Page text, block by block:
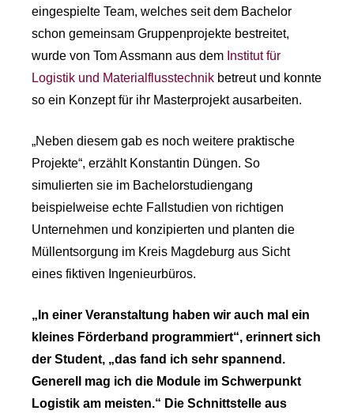
eingespielte Team, welches seit dem Bachelor
schon gemeinsam Gruppenprojekte bestreitet,
wurde von Tom Assmann aus dem Institut für
Logistik und Materialflusstechnik betreut und konnte
so ein Konzept für ihr Masterprojekt ausarbeiten.
„Neben diesem gab es noch weitere praktische
Projekte“, erzählt Konstantin Düngen. So
simulierten sie im Bachelorstudiengang
beispielweise echte Fallstudien von richtigen
Unternehmen und konzipierten und planten die
Müllentsorgung im Kreis Magdeburg aus Sicht
eines fiktiven Ingenieurbüros.
„In einer Veranstaltung haben wir auch mal ein
kleines Förderband programmiert“, erinnert sich
der Student, „das fand ich sehr spannend.
Generell mag ich die Module im Schwerpunkt
Logistik am meisten.“ Die Schnittstelle aus